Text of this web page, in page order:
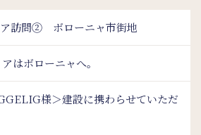
ア訪問② ボローニャ市街地
はボローニャへ。
様＞建設に携わらせていただ